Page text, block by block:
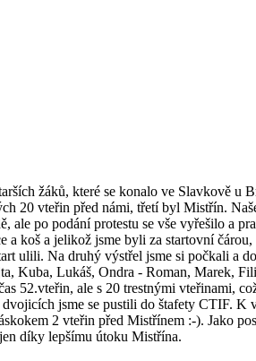
žáků, které se konalo ve Slavkově
20 vteřin před námi, třetí byl Mistřín.
po podání protestu se vše vyřešilo a
koš a jelikož jsme byli za startovní
ulili. Na druhý výstřel jsme si počkali a
Kuba, Lukáš, Ondra - Roman, Marek,
52.vteřin, ale s 20 trestnými vteřinami,
jsme se pustili do štafety CTIF.
2 vteřin před Mistřínem :-). Jako
díky lepšímu útoku Mistřína.